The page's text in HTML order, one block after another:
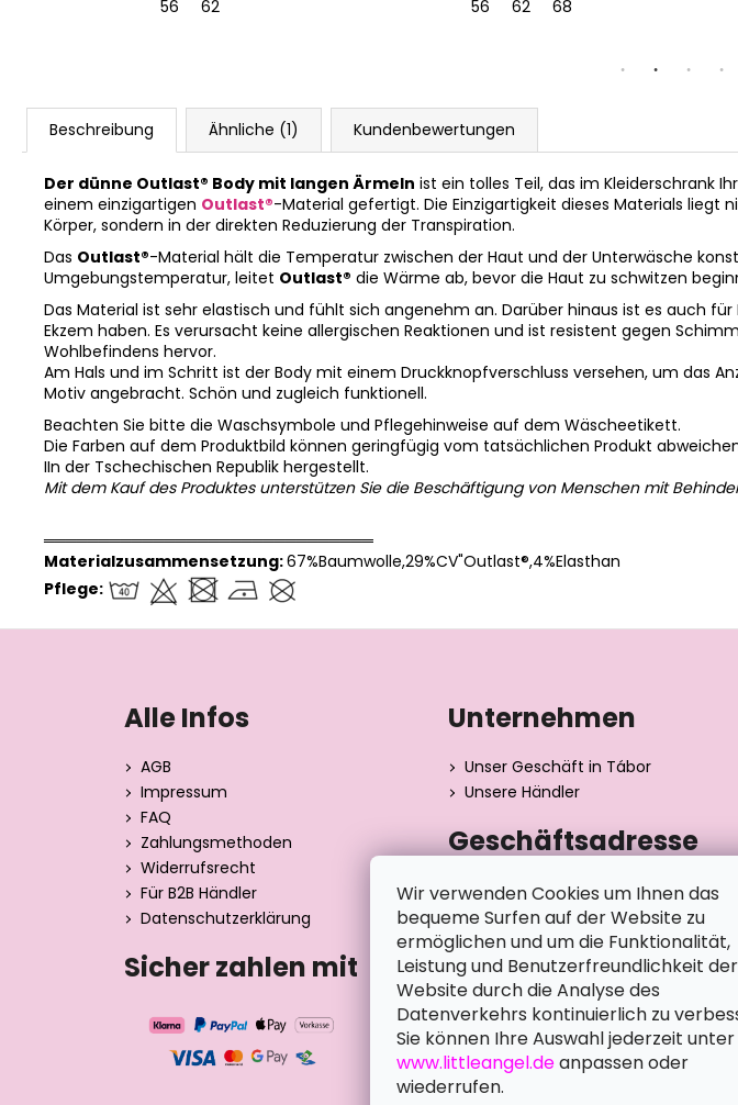
Wir verwenden Cookies um Ihnen das
bequeme Surfen auf der Website zu
ermöglichen und um die Funktionalität,
Leistung und Benutzerfreundlichkeit der
Website durch die Analyse des
Datenverkehrs kontinuierlich zu
Sie können Ihre Auswahl jederzeit unter
www.littleangel.deanpassen oder
wiederrufen.
56 62 56 62 68
Beschreibung Ähnliche (1) Kundenbewertungen
Der dünne Outlast® Body mit langen Ärmeln ist ein tolles Teil, das im Kleiderschrank
einem einzigartigen Outlast®-Material gefertigt. Die Einzigartigkeit dieses Materials
Körper, sondern in der direkten Reduzierung der Transpiration.
Das Outlast®-Material hält die Temperatur zwischen der Haut und der Unterwäsche
Umgebungstemperatur, leitet Outlast® die Wärme ab, bevor die Haut zu schwitzen
Das Material ist sehr elastisch und fühlt sich angenehm an. Darüber hinaus ist es auch
Ekzem haben. Es verursacht keine allergischen Reaktionen und ist resistent gegen
Wohlbefindens hervor.
Am Hals und im Schritt ist der Body mit einem Druckknopfverschluss versehen, um das
Motiv angebracht. Schön und zugleich funktionell.
Beachten Sie bitte die Waschsymbole und Pflegehinweise auf dem Wäscheetikett.
Die Farben auf dem Produktbild können geringfügig vom tatsächlichen Produkt
IIn der Tschechischen Republik hergestellt.
Mit dem Kauf des Produktes unterstützen Sie die Beschäftigung von Menschen mit
══════════════════════════════
Materialzusammensetzung:67%Baumwolle,29%CV"Outlast®,4%Elasthan
Pflege:
Alle Infos
AGB
Impressum
FAQ
Zahlungsmethoden
Widerrufsrecht
Für B2B Händler
Datenschutzerklärung
Sicher zahlen mit
Unternehmen
Unser Geschäft in Tábor
Unsere Händler
Geschäftsadresse
Dita výrobní družstvo invalidů
Stránského 2510/1
390 02 Tábor
Tschechische Republik